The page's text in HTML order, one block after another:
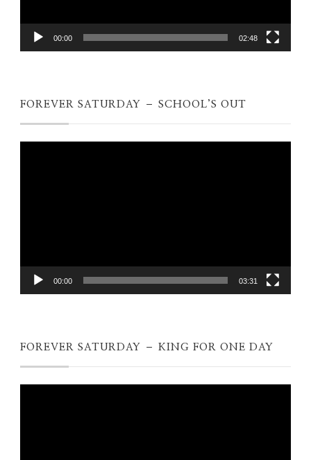
00:00 02:48
FOREVER SATURDAY – SCHOOL’S OUT
00:00 03:31
FOREVER SATURDAY – KING FOR ONE DAY